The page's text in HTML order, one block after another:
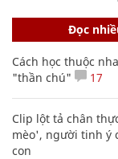
Đọc
Cách học thuộc
"thần chú"
17
Clip lột tả chân
mèo', người tinh ý
con